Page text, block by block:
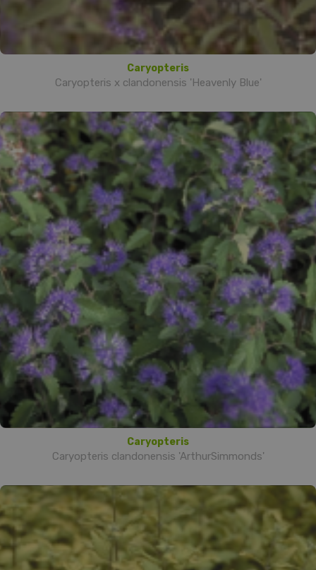
Caryopteris
Caryopteris x clandonensis 'Heavenly Blue'
Caryopteris
Caryopteris clandonensis 'ArthurSimmonds'